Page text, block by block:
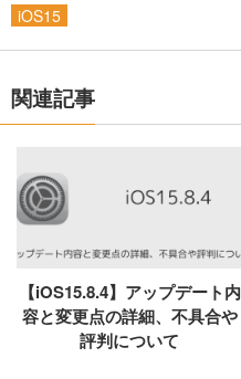
iOS15
関連記事
【iOS15.8.4】アップデート内
容と変更点の詳細、不具合や
評判について